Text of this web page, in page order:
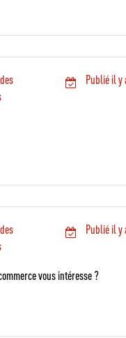
Publié il y
Publié il y
vous intéresse ?